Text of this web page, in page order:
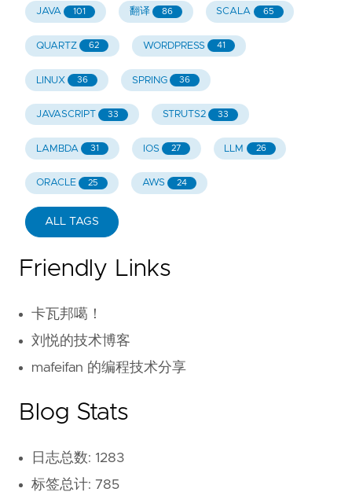
JAVA 101 翻译 86 SCALA 65
QUARTZ 62 WORDPRESS 41
LINUX 36 SPRING 36
JAVASCRIPT 33 STRUTS2 33
LAMBDA 31 IOS 27 LLM 26
ORACLE 25 AWS 24
ALL TAGS
Friendly Links
卡瓦邦噶！
刘悦的技术博客
mafeifan 的编程技术分享
Blog Stats
日志总数: 1283
标签总计: 785